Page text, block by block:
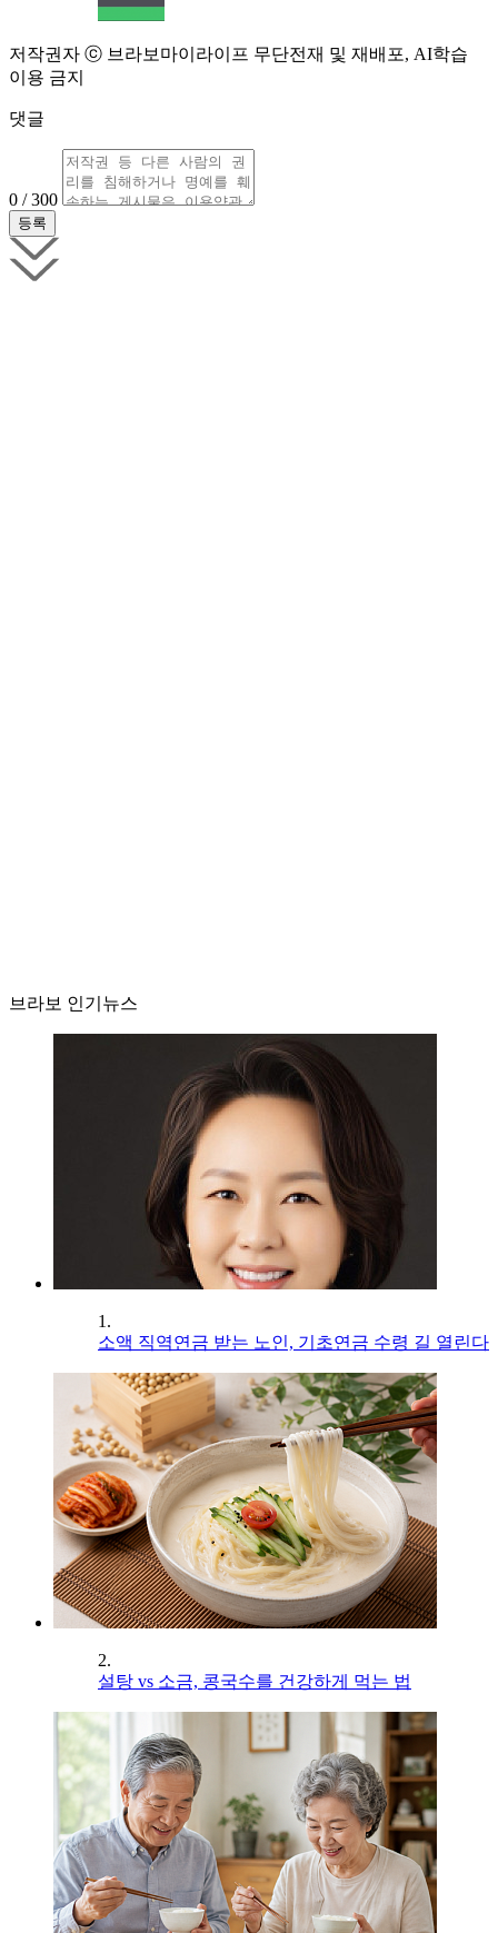
저작권자 ⓒ 브라보마이라이프 무단전재 및 재배포, AI학습
이용 금지
댓글
0 / 300
브라보 인기뉴스
1.
소액 직역연금 받는 노인, 기초연금 수령 길 열린다
2.
설탕 vs 소금, 콩국수를 건강하게 먹는 법